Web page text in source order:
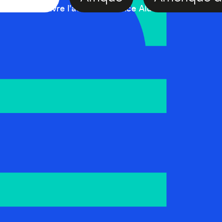
Suivre l'actualité France Alumni